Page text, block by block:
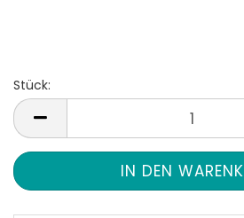
Stück:
Stück